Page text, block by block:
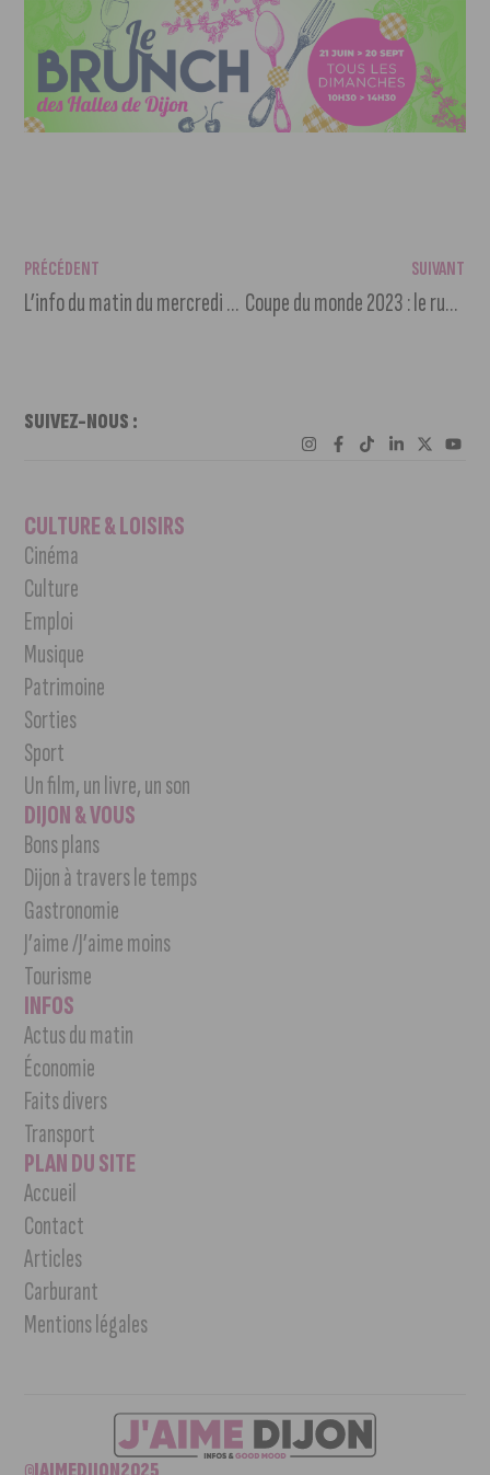
PRÉCÉDENT
L’info du matin du mercredi 8 février 2023
SUIVANT
Coupe du monde 2023 : le rugby à l’honneur en BFC
SUIVEZ-NOUS :
CULTURE & LOISIRS
Cinéma
Culture
Emploi
Musique
Patrimoine
Sorties
Sport
Un film, un livre, un son
DIJON & VOUS
Bons plans
Dijon à travers le temps
Gastronomie
J’aime /J’aime moins
Tourisme
INFOS
Actus du matin
Économie
Faits divers
Transport
PLAN DU SITE
Accueil
Contact
Articles
Carburant
Mentions légales